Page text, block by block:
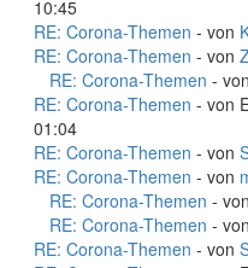
10:45
RE: Corona-Themen - von
RE: Corona-Themen - von
RE: Corona-Themen - von
RE: Corona-Themen - von
01:04
RE: Corona-Themen - von
RE: Corona-Themen - von
RE: Corona-Themen - von
RE: Corona-Themen - von
RE: Corona-Themen - von